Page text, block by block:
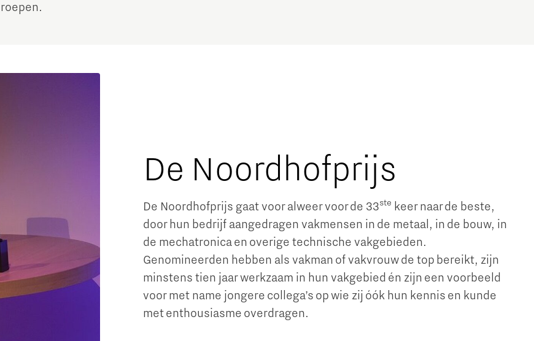
roepen.
De Noordhofprijs
De Noordhofprijs gaat voor alweer voor de 33ste keer naar de beste,
door hun bedrijf aangedragen vakmensen in de metaal, in de bouw, in
de mechatronica en overige technische vakgebieden.
Genomineerden hebben als vakman of vakvrouw de top bereikt, zijn
minstens tien jaar werkzaam in hun vakgebied én zijn een voorbeeld
voor met name jongere collega’s op wie zij óók hun kennis en kunde
met enthousiasme overdragen.